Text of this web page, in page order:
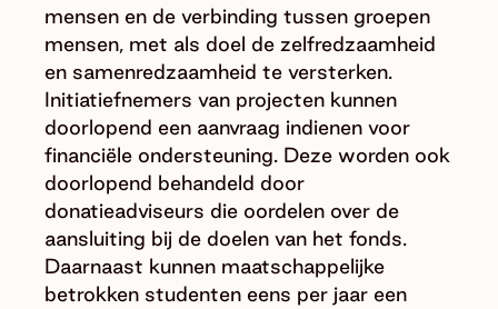
mensen en de verbinding tussen groepen
mensen, met als doel de zelfredzaamheid
en samenredzaamheid te versterken.
Initiatiefnemers van projecten kunnen
doorlopend een aanvraag indienen voor
financiële ondersteuning. Deze worden ook
doorlopend behandeld door
donatieadviseurs die oordelen over de
aansluiting bij de doelen van het fonds.
Daarnaast kunnen maatschappelijke
betrokken studenten eens per jaar een